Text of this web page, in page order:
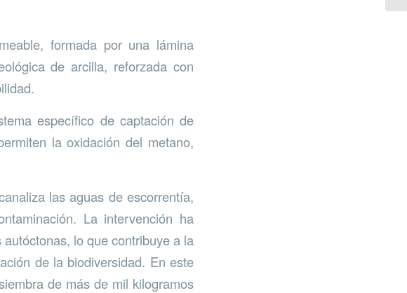
formada por una lámina
de arcilla, reforzada con
específico de captación de
la oxidación del metano,
las aguas de escorrentía,
La intervención ha
lo que contribuye a la
de la biodiversidad. En este
de más de mil kilogramos